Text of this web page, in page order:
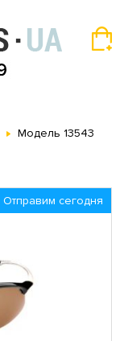
Модель 13543
Отправим сегодня